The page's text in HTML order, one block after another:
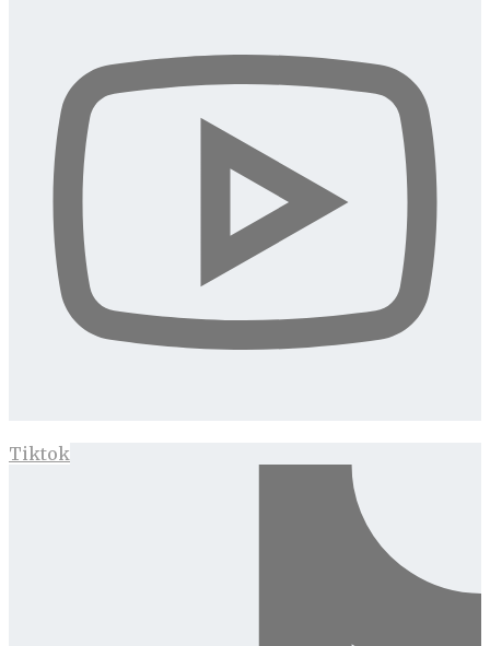
Tiktok